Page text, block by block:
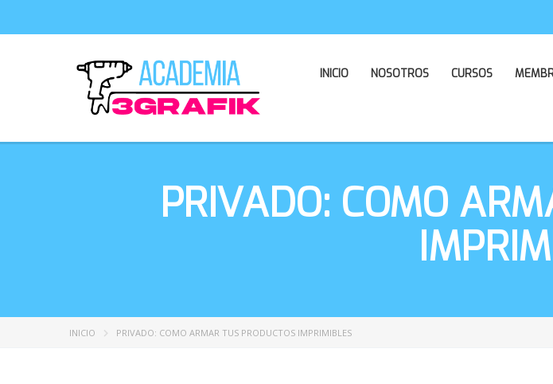
INICIO NOSOTROS CURSOS
PRIVADO: COMO
INICIO PRIVADO: COMO ARMAR TUS PRODUCTOS IMPRIMIBLES